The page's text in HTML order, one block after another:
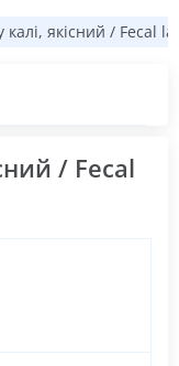
якісний / Fecal
/ Fecal